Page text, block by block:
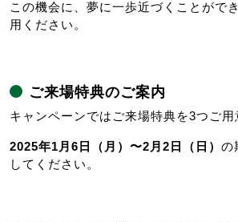
この機会に、夢に一歩近づくことがで
用ください。
ご来場特典のご案内
キャンペーンではご来場特典を3つご用
2025年1月6日（月）〜2月2日（日） の
してください。